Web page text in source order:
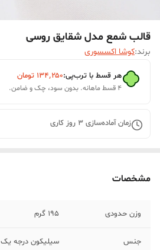
قالب شمع مدل شقایق روسی
برند:کوشا اکسسوری
هر قسط با ترب‌پی:۱۳۴٬۲۵۰ تومان
۴ قسط ماهانه. بدون سود، چک و ضامن.
زمان آماده‌سازی 3 روز کاری
مشخصات
وزن حدودی 195 گرم
جنس سیلیکون درجه یک